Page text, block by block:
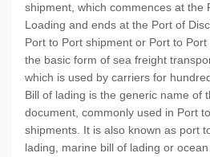
shipment, which commences at the
Loading and ends at the Port of
Port to Port shipment or Port to
the basic form of sea freight
which is used by carriers for
Bill of lading is the generic name of
document, commonly used in Port
shipments. It is also known as port
lading, marine bill of lading or